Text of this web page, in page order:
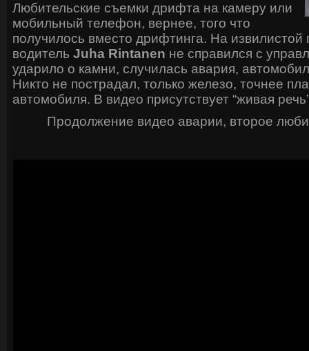
Любительские съемки дрифта на камеру или
мобильный телефон, вернее, того что
получилось вместо дрифтинга. На извилистой
водитель Juha Rintanen не справился с
ударило о камни, случилась авария,
Никто не пострадал, только железо, точнее
автомобиля. В видео присутствует “живая
Продолжение видео аварии, второе